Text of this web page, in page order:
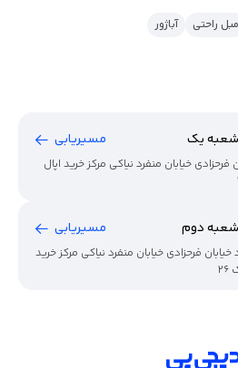
مبل راحتی آباژور
شعبه یک مسیریابی
فرحزادی خیابان منفرد نیاکی مرکز خرید اپال
شعبه دوم مسیریابی
فرحزادی خیابان منفرد نیاکی مرکز خرید